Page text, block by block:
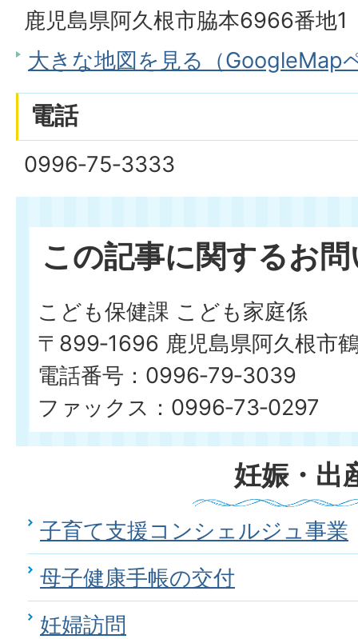
鹿児島県阿久根市脇本6966番地1
大きな地図を見る（GoogleMap
電話
0996‐75‐3333
この記事に関するお
こども保健課 こども家庭係
〒899‐1696 鹿児島県阿久根市
電話番号：0996‐79‐3039
ファックス：0996‐73‐0297
妊娠・出
子育て支援コンシェルジュ事業
母子健康手帳の交付
妊婦訪問